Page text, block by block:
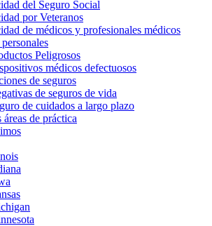
del Seguro Social
por Veteranos
de médicos y profesionales médicos
Peligrosos
médicos defectuosos
de seguros
de seguros de vida
de cuidados a largo plazo
áreas de práctica